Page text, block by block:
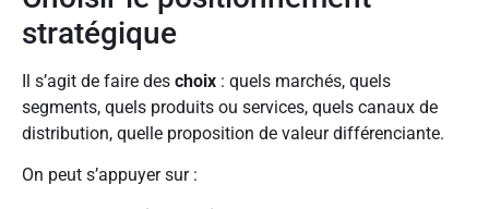
stratégique
Il s’agit de faire des choix : quels marchés, quels
segments, quels produits ou services, quels canaux de
distribution, quelle proposition de valeur différenciante.
On peut s’appuyer sur :